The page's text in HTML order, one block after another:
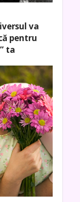
va
pentru
ta